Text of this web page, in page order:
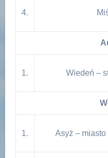
4.
1. Wiedeń –
1. Asyż –